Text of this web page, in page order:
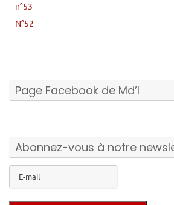
n°53
N°52
Page Facebook de Md’I
Abonnez-vous à notre